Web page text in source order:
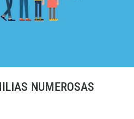
NUMEROSAS